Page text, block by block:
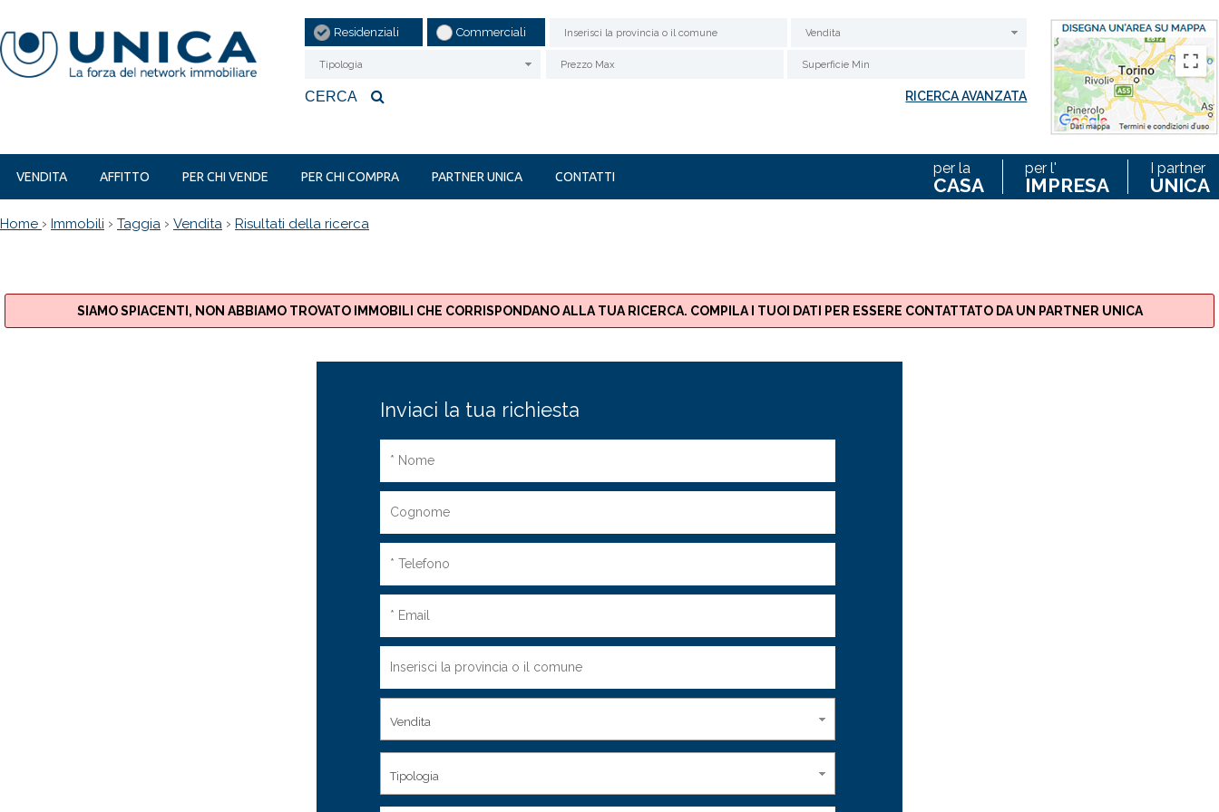
Residenziali Commerciali Vendita
Tipologia
CERCA RICERCA AVANZATA
QUADRATO
CERCHIO
POLIGONO
VENDITA
AFFITTO PER CHI VENDE PER CHI COMPRA PARTNER UNICA CONTATTI per la
CASA
per l'
IMPRESA
I partner
UNICA
Home › Immobili › Taggia › Vendita › Risultati della ricerca
SIAMO SPIACENTI, NON ABBIAMO TROVATO IMMOBILI CHE CORRISPONDANO ALLA TUA RICERCA. COMPILA I TUOI DATI PER ESSERE CONTATTATO DA UN PARTNER UNICA
Inviaci la tua richiesta
Vendita
Tipologia